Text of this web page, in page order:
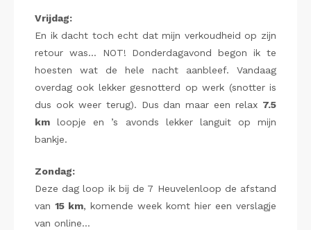
Vrijdag:
En ik dacht toch echt dat mijn verkoudheid op zijn
retour was… NOT! Donderdagavond begon ik te
hoesten wat de hele nacht aanbleef. Vandaag
overdag ook lekker gesnotterd op werk (snotter is
dus ook weer terug). Dus dan maar een relax 7.5
km loopje en ’s avonds lekker languit op mijn
bankje.
Zondag:
Deze dag loop ik bij de 7 Heuvelenloop de afstand
van 15 km, komende week komt hier een verslagje
van online…